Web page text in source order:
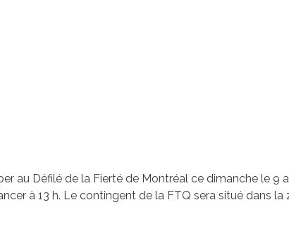
au Défilé de la Fierté de Montréal ce dimanche le
à 13 h. Le contingent de la FTQ sera situé dans la